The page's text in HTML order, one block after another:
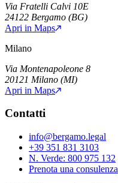
Via Fratelli Calvi 10E
24122 Bergamo (BG)
Apri in Maps
Milano
Via Montenapoleone 8
20121 Milano (MI)
Apri in Maps
Contatti
info@bergamo.legal
+39 351 831 3103
N. Verde: 800 975 132
Prenota una consulenza